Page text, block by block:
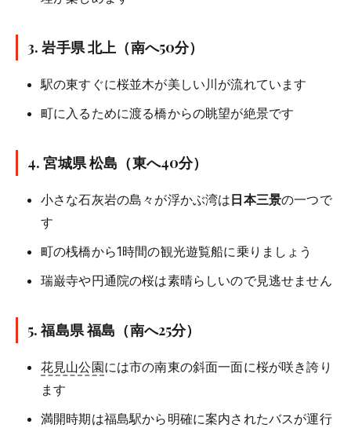
3.岩手県 北上 （南へ50分）
駅の東すぐに桜並木が美しい川が流れています
町に入るために渡る橋からの眺望が絶景です
4.宮城県 松島 （東へ40分）
小さな石灰岩の島々が浮かぶ湾は 日本三景の一つで
す
町の桟橋から1時間の観光遊覧船に乗りましょう
瑞巌寺や円通院の桜は素晴らしいので見逃せません
5.福島県 福島 （南へ25分）
花見山公園には市の南東の斜面一面に桜が咲き誇り
ます
満開時期は福島駅から明確に案内されたバスが運行